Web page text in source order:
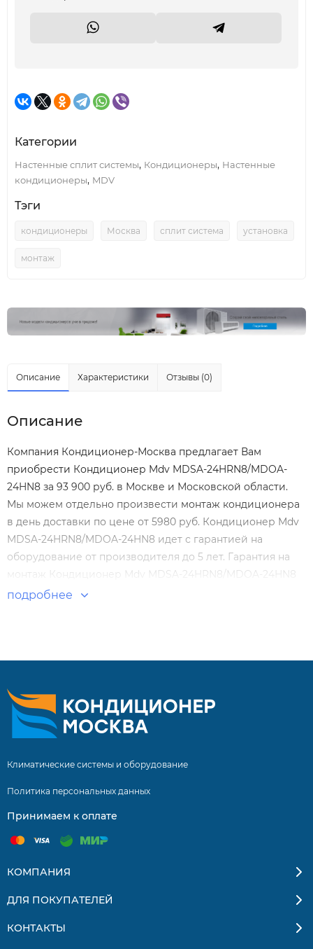
Категории
Настенные сплит системы, Кондиционеры, Настенные
кондиционеры, MDV
Тэги
кондиционеры Москва сплит система установка
монтаж
Описание Характеристики Отзывы (0)
Описание
Компания Кондиционер-Москва предлагает Вам
приобрести Кондиционер Mdv MDSA-24HRN8/MDOA-
24HN8 за 93 900 руб. в Москве и Московской области.
Мы можем отдельно произвести монтаж кондиционера
в день доставки по цене от 5980 руб. Кондиционер Mdv
MDSA-24HRN8/MDOA-24HN8 идет с гарантией на
оборудование от производителя до 5 лет. Гарантия на
монтаж Кондиционер Mdv MDSA-24HRN8/MDOA-24HN8
нашими специалистами составляет 5 лет! Настенные
подробнее
Климатические системы и оборудование
Политика персональных данных
Принимаем к оплате
КОМПАНИЯ
ДЛЯ ПОКУПАТЕЛЕЙ
КОНТАКТЫ